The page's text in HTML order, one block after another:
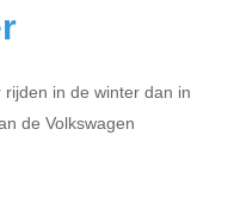
in de winter dan in
de Volkswagen